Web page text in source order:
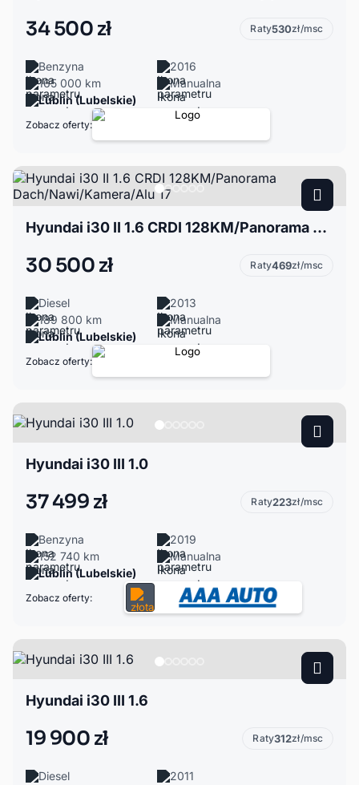
34 500 zł Raty530zł/msc
Benzyna
2016
165 000 km
Manualna
Lublin (Lubelskie)
Zobacz oferty:
Hyundai i30 II 1.6 CRDI 128KM/Panorama Dach/Nawi/Kamera/Alu 17
30 500 zł Raty469zł/msc
Diesel
2013
189 800 km
Manualna
Lublin (Lubelskie)
Zobacz oferty:
Hyundai i30 III 1.0
37 499 zł Raty223zł/msc
Benzyna
2019
152 740 km
Manualna
Lublin (Lubelskie)
Zobacz oferty:
Hyundai i30 III 1.6
19 900 zł Raty312zł/msc
Diesel
2011